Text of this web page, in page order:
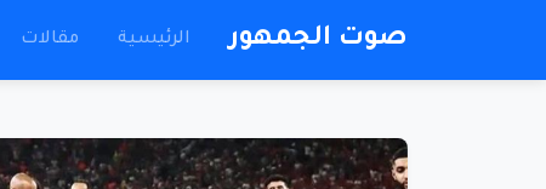
صوت الجمهور الرئيسية مقالات